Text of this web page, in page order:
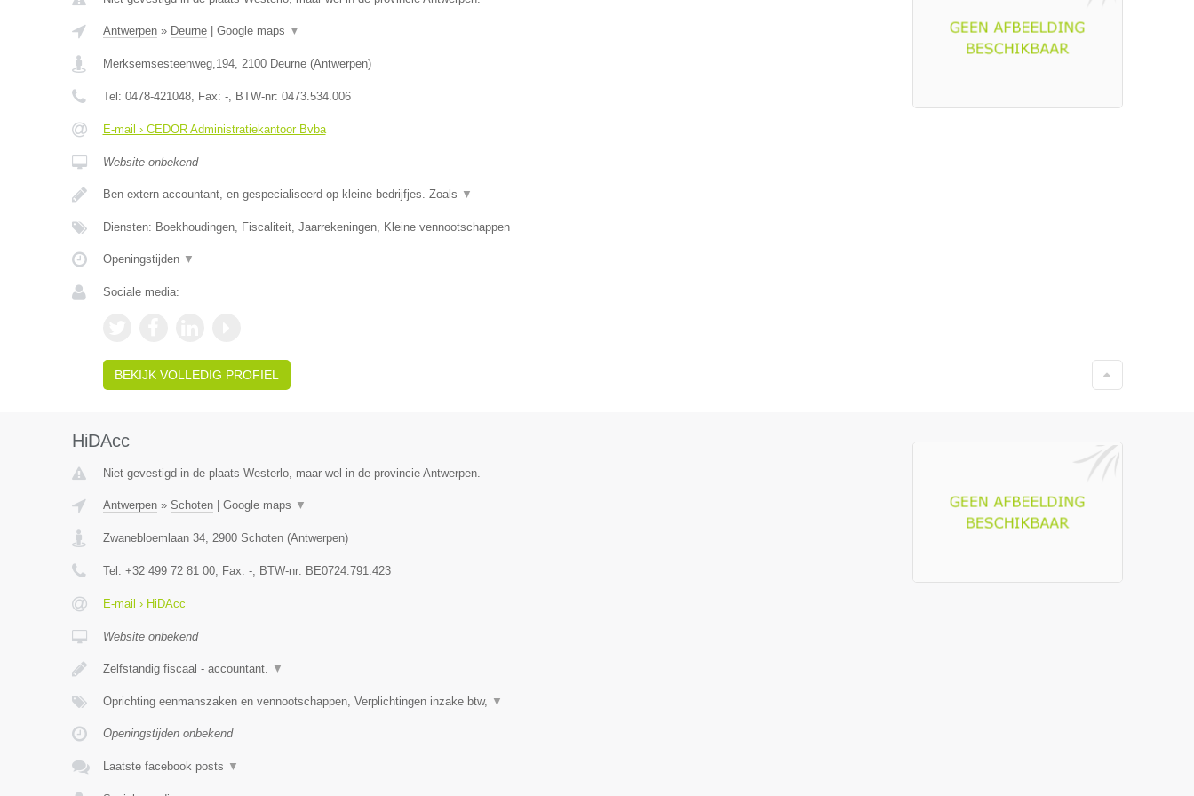
Antwerpen» Deurne| Google maps ▼
Merksemsesteenweg,194, 2100 Deurne(Antwerpen)
Tel: 0478-421048, Fax: -, BTW-nr: 0473.534.006
E-mail › CEDOR Administratiekantoor Bvba
Website onbekend
Ben extern accountant, en gespecialiseerd op kleine bedrijfjes. Zoals ▼
Diensten: Boekhoudingen, Fiscaliteit, Jaarrekeningen, Kleine vennootschappen
Openingstijden ▼
Sociale media:
BEKIJK VOLLEDIG PROFIEL
HiDAcc
Niet gevestigd in de plaats Westerlo, maar wel in de provincie Antwerpen.
Antwerpen» Schoten| Google maps ▼
Zwanebloemlaan 34, 2900 Schoten(Antwerpen)
Tel: +32 499 72 81 00, Fax: -, BTW-nr: BE0724.791.423
E-mail › HiDAcc
Website onbekend
Zelfstandig fiscaal - accountant. ▼
Oprichting eenmanszaken en vennootschappen, Verplichtingen inzake btw, ▼
Openingstijden onbekend
Laatste facebook posts ▼